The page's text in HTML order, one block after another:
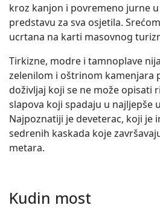
kroz kanjon i povremeno jurne
predstavu za sva osjetila.
ucrtana na karti masovnog
Tirkizne, modre i tamnoplave
zelenilom i oštrinom kamenjara
doživljaj koji se ne može opisati
slapova koji spadaju u najljepše
Najpoznatiji je deveterac, koji je
sedrenih kaskada koje
metara.
Kudin most